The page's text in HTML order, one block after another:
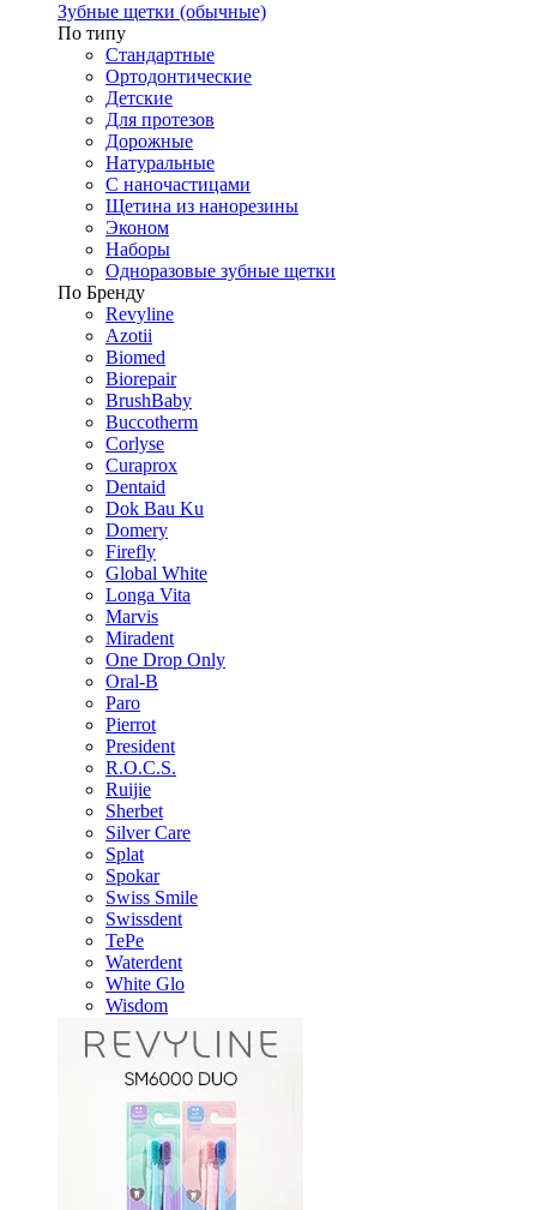
Зубные щетки (обычные)
По типу
Стандартные
Ортодонтические
Детские
Для протезов
Дорожные
Натуральные
С наночастицами
Щетина из нанорезины
Эконом
Наборы
Одноразовые зубные щетки
По Бренду
Revyline
Azotii
Biomed
Biorepair
BrushBaby
Buccotherm
Corlyse
Curaprox
Dentaid
Dok Bau Ku
Domery
Firefly
Global White
Longa Vita
Marvis
Miradent
One Drop Only
Oral-B
Paro
Pierrot
President
R.O.C.S.
Ruijie
Sherbet
Silver Care
Splat
Spokar
Swiss Smile
Swissdent
TePe
Waterdent
White Glo
Wisdom